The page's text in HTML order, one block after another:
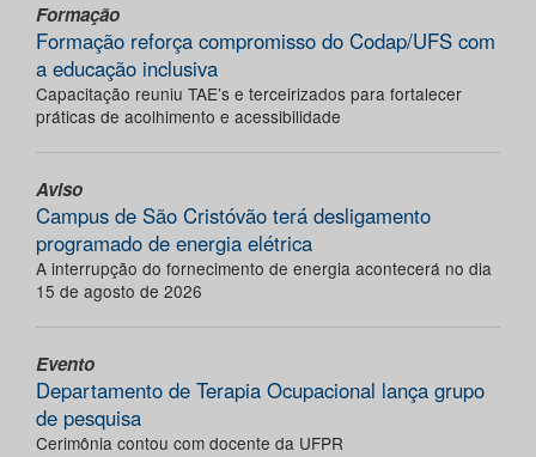
Formação
Formação reforça compromisso do Codap/UFS com
a educação inclusiva
Capacitação reuniu TAE’s e terceirizados para fortalecer
práticas de acolhimento e acessibilidade
Aviso
Campus de São Cristóvão terá desligamento
programado de energia elétrica
A interrupção do fornecimento de energia acontecerá no dia
15 de agosto de 2026
Evento
Departamento de Terapia Ocupacional lança grupo
de pesquisa
Cerimônia contou com docente da UFPR